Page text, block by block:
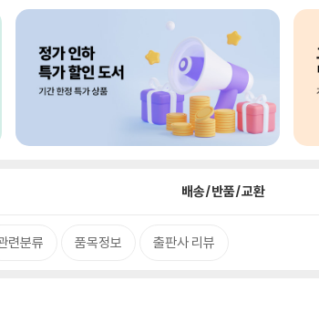
배송/반품/교환
련분류 품목정보 출판사 리뷰